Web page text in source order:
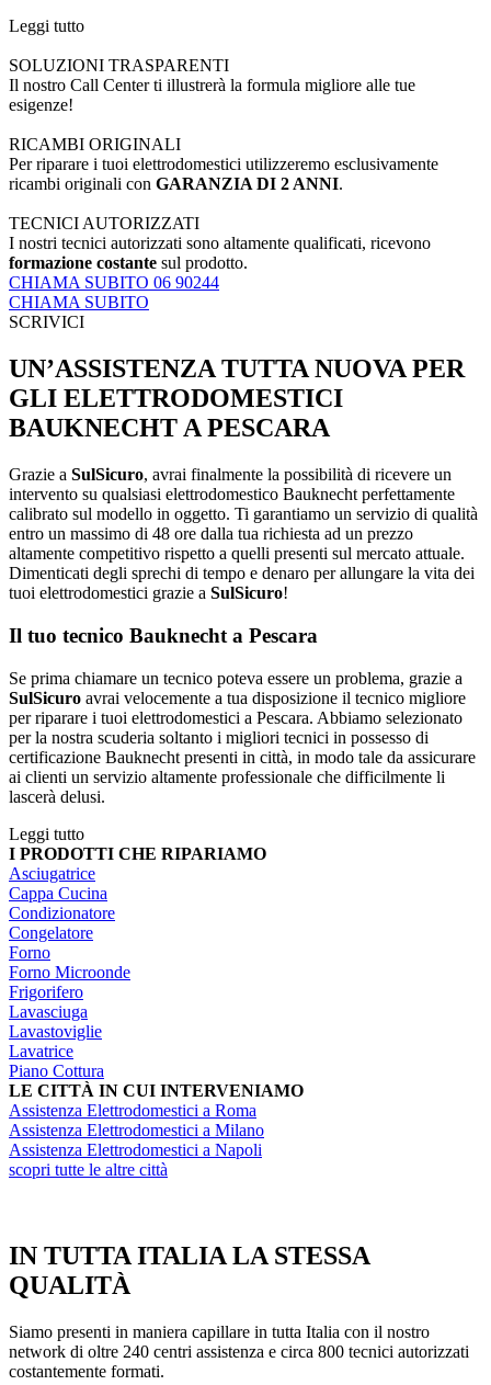
Leggi tutto
SOLUZIONI TRASPARENTI
Il nostro Call Center ti illustrerà la formula migliore alle tue
esigenze!
RICAMBI ORIGINALI
Per riparare i tuoi elettrodomestici utilizzeremo esclusivamente
ricambi originali con GARANZIA DI 2 ANNI.
TECNICI AUTORIZZATI
I nostri tecnici autorizzati sono altamente qualificati, ricevono
formazione costante sul prodotto.
CHIAMA SUBITO 06 90244
CHIAMA SUBITO
SCRIVICI
UN’ASSISTENZA TUTTA NUOVA PER
GLI ELETTRODOMESTICI
BAUKNECHT A PESCARA
Grazie a SulSicuro, avrai finalmente la possibilità di ricevere un
intervento su qualsiasi elettrodomestico Bauknecht perfettamente
calibrato sul modello in oggetto. Ti garantiamo un servizio di qualità
entro un massimo di 48 ore dalla tua richiesta ad un prezzo
altamente competitivo rispetto a quelli presenti sul mercato attuale.
Dimenticati degli sprechi di tempo e denaro per allungare la vita dei
tuoi elettrodomestici grazie a SulSicuro!
Il tuo tecnico Bauknecht a Pescara
Se prima chiamare un tecnico poteva essere un problema, grazie a
SulSicuro avrai velocemente a tua disposizione il tecnico migliore
per riparare i tuoi elettrodomestici a Pescara. Abbiamo selezionato
per la nostra scuderia soltanto i migliori tecnici in possesso di
certificazione Bauknecht presenti in città, in modo tale da assicurare
ai clienti un servizio altamente professionale che difficilmente li
lascerà delusi.
Leggi tutto
I PRODOTTI CHE RIPARIAMO
Asciugatrice
Cappa Cucina
Condizionatore
Congelatore
Forno
Forno Microonde
Frigorifero
Lavasciuga
Lavastoviglie
Lavatrice
Piano Cottura
LE CITTÀ IN CUI INTERVENIAMO
Assistenza Elettrodomestici a Roma
Assistenza Elettrodomestici a Milano
Assistenza Elettrodomestici a Napoli
scopri tutte le altre città
IN TUTTA ITALIA LA STESSA
QUALITÀ
Siamo presenti in maniera capillare in tutta Italia con il nostro
network di oltre 240 centri assistenza e circa 800 tecnici autorizzati
costantemente formati.